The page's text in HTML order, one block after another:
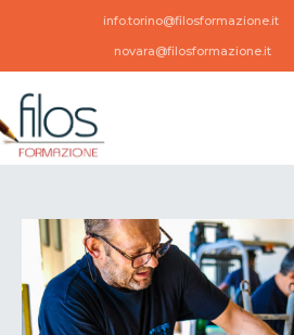
info.torino@filosformazione.it
novara@filosformazione.it